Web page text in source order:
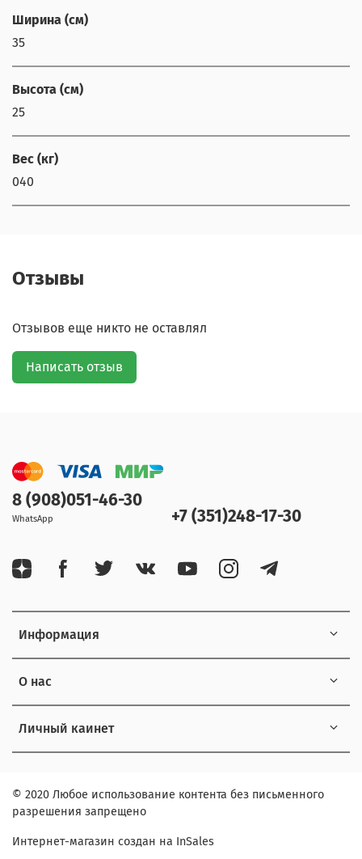
Ширина (см)
35
Высота (см)
25
Вес (кг)
040
Отзывы
Отзывов еще никто не оставлял
Написать отзыв
Информация
О нас
Личный каинет
8 (908)051-46-30
WhatsApp +7 (351)248-17-30
© 2020 Любое использование контента без письменного
разрешения запрещено
Интернет-магазин создан на InSales